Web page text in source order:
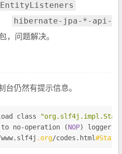
hibernate-jpa-*-api-
，问题解决。
台仍然有提示信息。
class
no-operation (NOP) logger
.org/codes.html